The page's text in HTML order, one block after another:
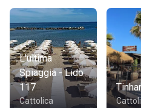
L'ultima
Spiaggia - Lido
117
Cattolica